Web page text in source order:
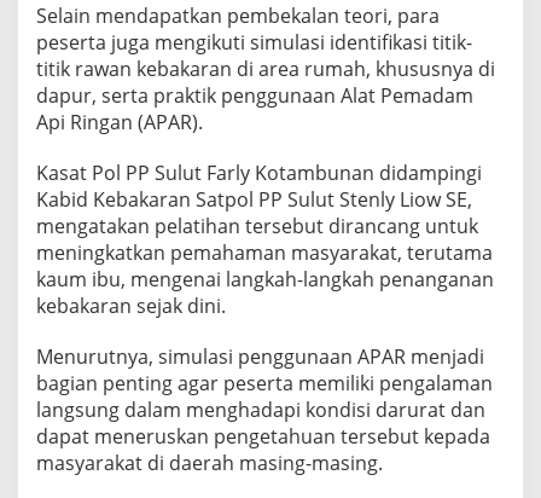
Selain mendapatkan pembekalan teori, para
peserta juga mengikuti simulasi identifikasi titik-
titik rawan kebakaran di area rumah, khususnya di
dapur, serta praktik penggunaan Alat Pemadam
Api Ringan (APAR).
Kasat Pol PP Sulut Farly Kotambunan didampingi
Kabid Kebakaran Satpol PP Sulut Stenly Liow SE,
mengatakan pelatihan tersebut dirancang untuk
meningkatkan pemahaman masyarakat, terutama
kaum ibu, mengenai langkah-langkah penanganan
kebakaran sejak dini.
Menurutnya, simulasi penggunaan APAR menjadi
bagian penting agar peserta memiliki pengalaman
langsung dalam menghadapi kondisi darurat dan
dapat meneruskan pengetahuan tersebut kepada
masyarakat di daerah masing-masing.